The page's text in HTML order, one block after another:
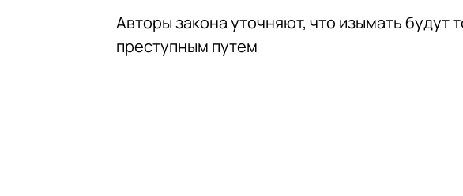
Авторы закона уточняют, что изымать будут
преступным путем